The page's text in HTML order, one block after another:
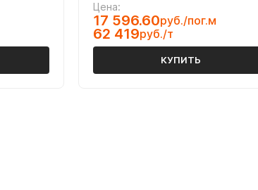
Цена:
17 596.60руб./пог.м
62 419руб./т
КУПИТЬ